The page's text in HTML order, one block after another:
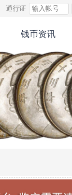
通行证
钱币资讯